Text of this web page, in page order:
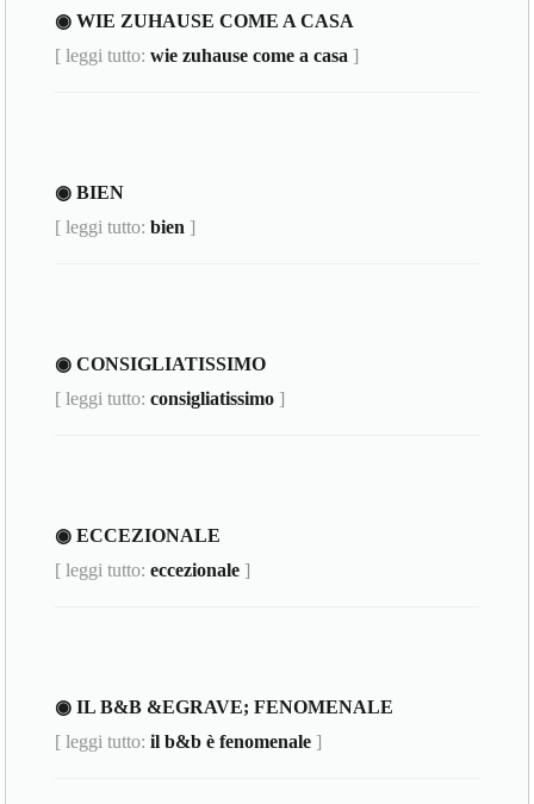
◉ WIE ZUHAUSE COME A CASA
[ leggi tutto:wie zuhause come a casa ]
◉ BIEN
[ leggi tutto:bien ]
◉ CONSIGLIATISSIMO
[ leggi tutto:consigliatissimo ]
◉ ECCEZIONALE
[ leggi tutto:eccezionale ]
◉ IL B&B &EGRAVE; FENOMENALE
[ leggi tutto:il b&b è fenomenale ]